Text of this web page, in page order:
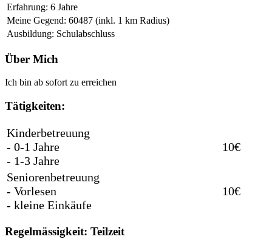
Erfahrung: 6 Jahre
Meine Gegend: 60487 (inkl. 1 km Radius)
Ausbildung: Schulabschluss
Über Mich
Ich bin ab sofort zu erreichen
Tätigkeiten:
Kinderbetreuung
- 0-1 Jahre
- 1-3 Jahre
10€
Seniorenbetreuung
- Vorlesen
- kleine Einkäufe
10€
Regelmässigkeit: Teilzeit